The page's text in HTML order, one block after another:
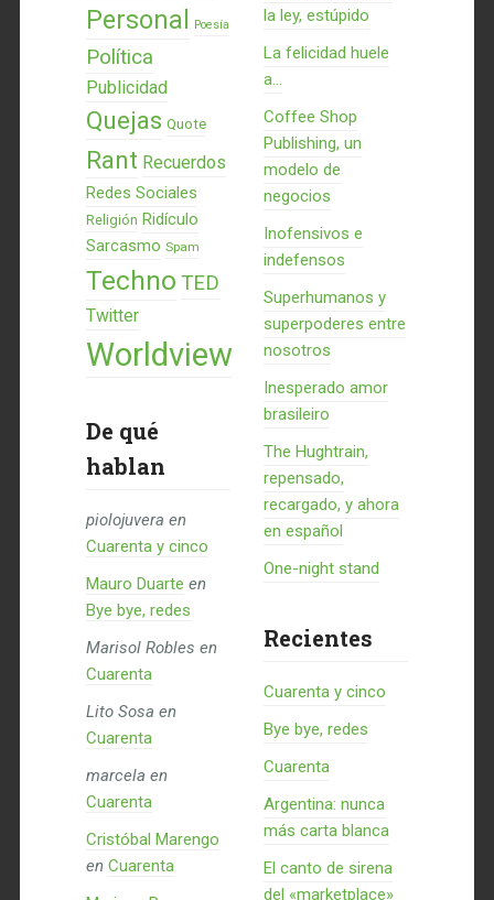
Personal Poesía
Política
Publicidad
Quejas Quote
Rant Recuerdos
Redes Sociales
Religión Ridículo
Sarcasmo Spam
Techno TED
Twitter
Worldview
De qué
hablan
piolojuvera en
Cuarenta y cinco
Mauro Duarte en
Bye bye, redes
Marisol Robles en
Cuarenta
Lito Sosa en
Cuarenta
marcela en
Cuarenta
Cristóbal Marengo
en Cuarenta
la ley, estúpido
La felicidad huele
a...
Coffee Shop
Publishing, un
modelo de
negocios
Inofensivos e
indefensos
Superhumanos y
superpoderes entre
nosotros
Inesperado amor
brasileiro
The Hughtrain,
repensado,
recargado, y ahora
en español
One-night stand
Recientes
Cuarenta y cinco
Bye bye, redes
Cuarenta
Argentina: nunca
más carta blanca
El canto de sirena
del «marketplace»